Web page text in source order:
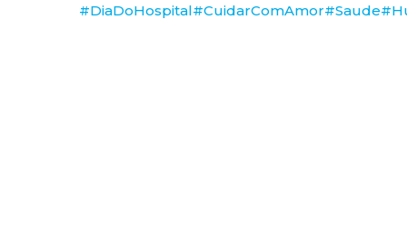
#DiaDoHospital#CuidarComAmor#Saude